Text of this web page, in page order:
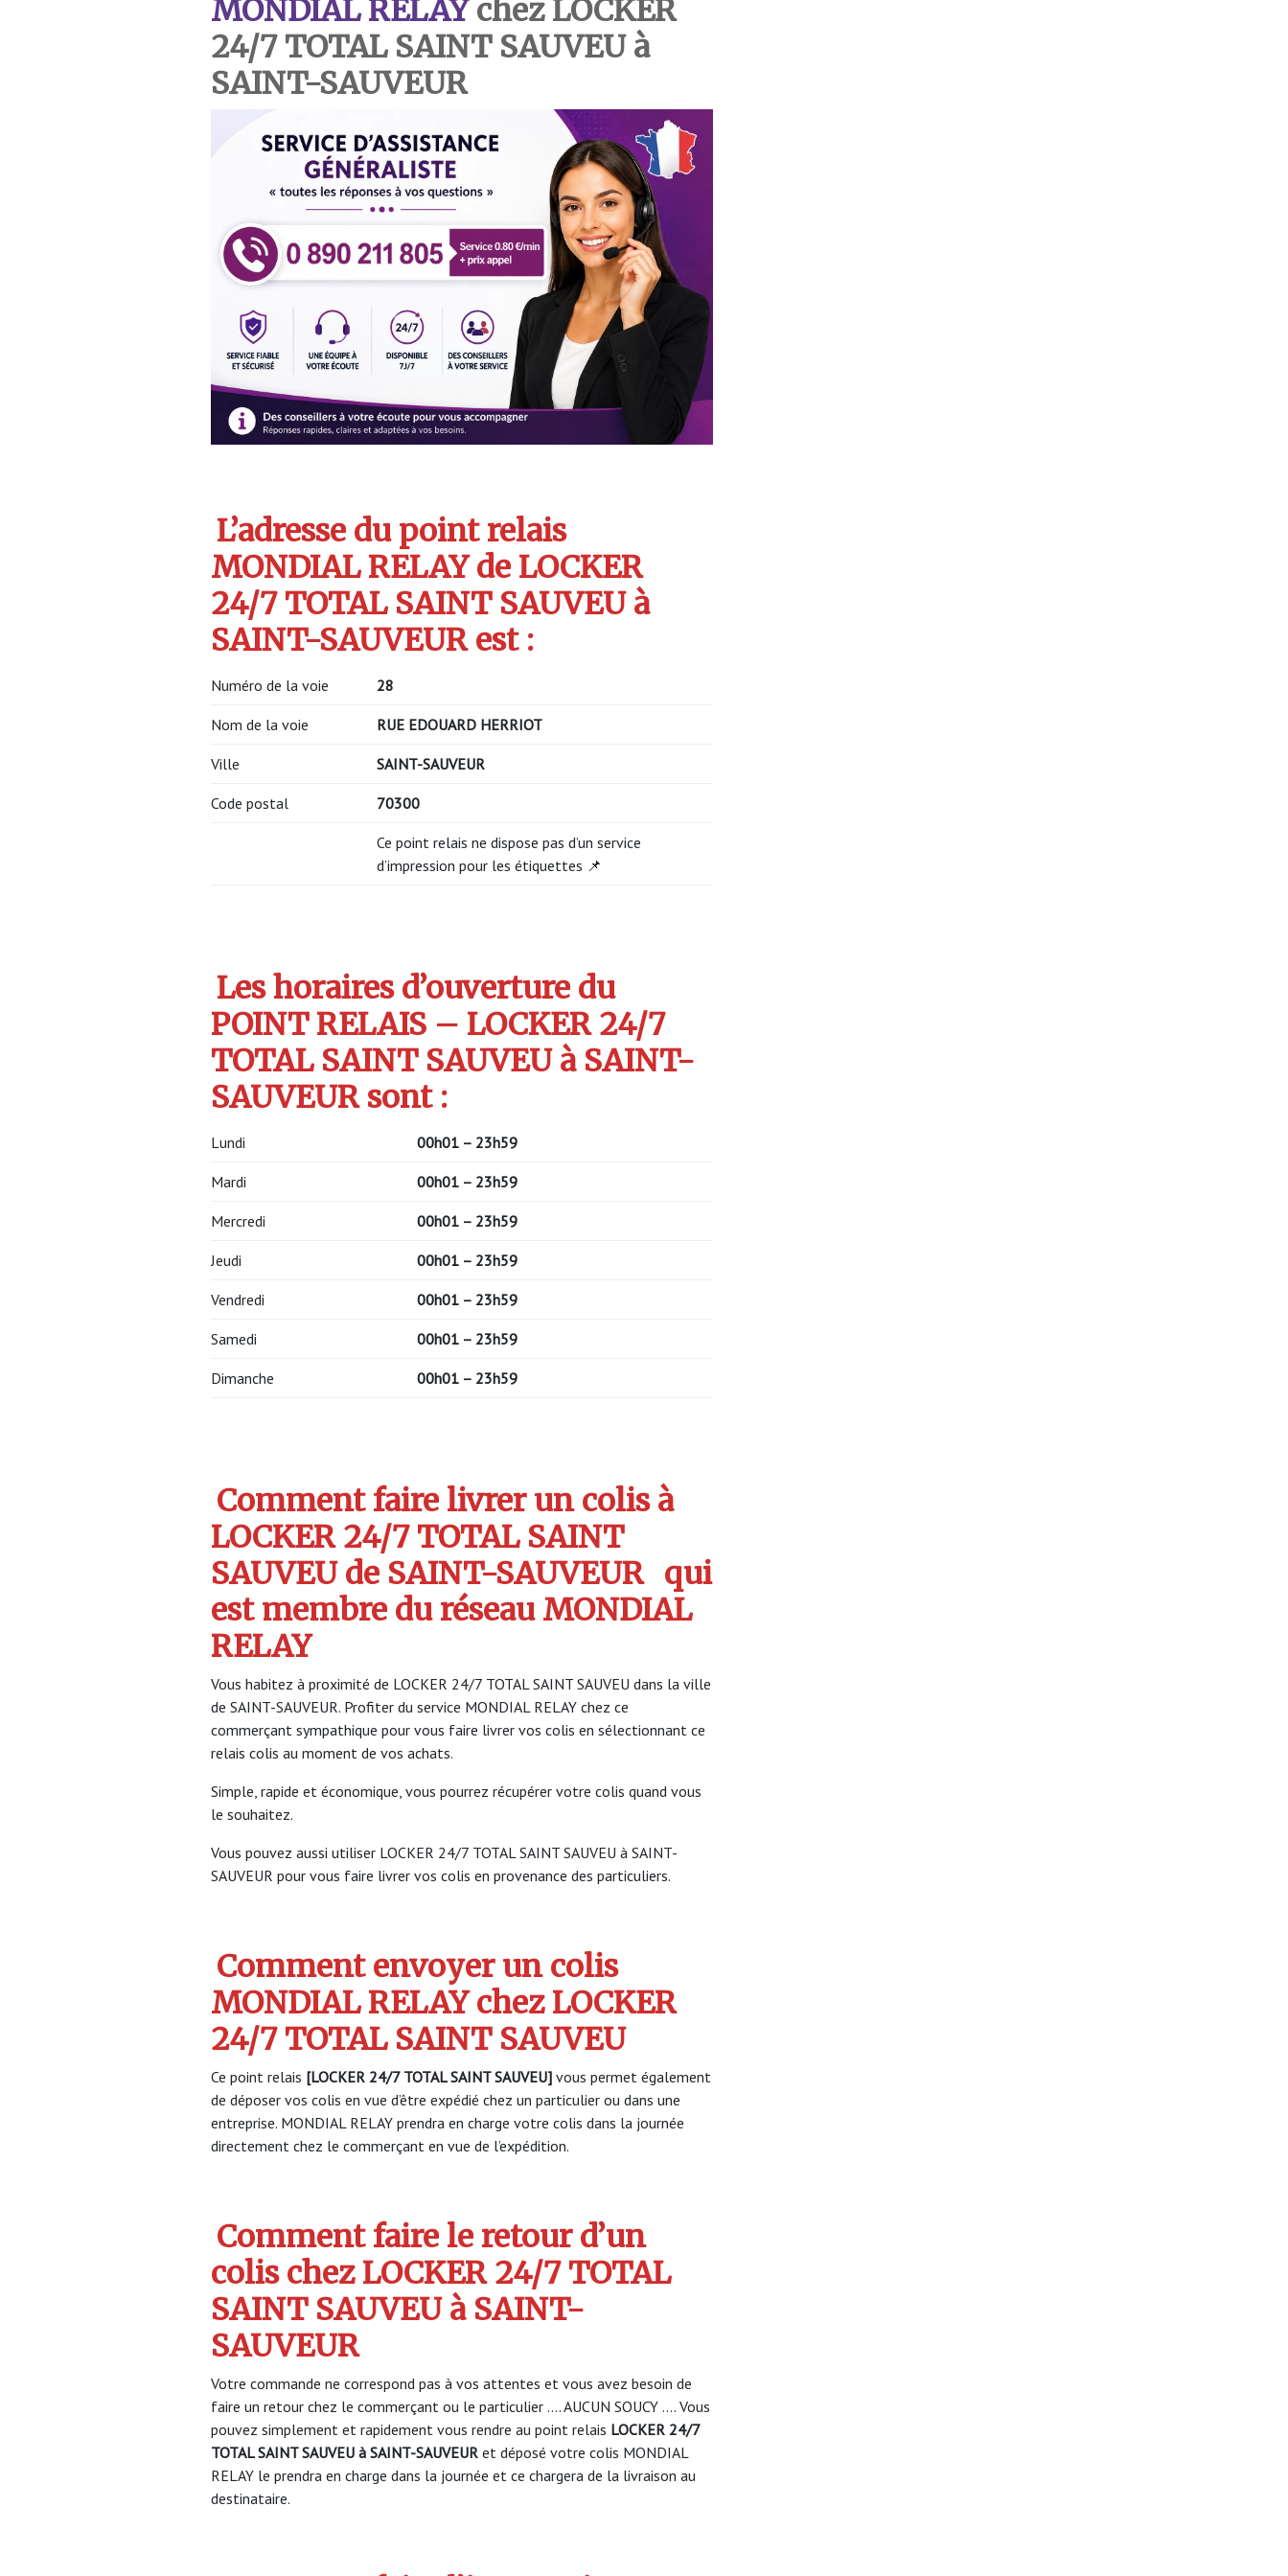
MONDIAL RELAYchez LOCKER
24/7 TOTAL SAINT SAUVEU à
SAINT-SAUVEUR
L’adresse du point relais
MONDIAL RELAY de LOCKER
24/7 TOTAL SAINT SAUVEU à
SAINT-SAUVEUR est :
Numéro de la voie 28
Nom de la voie RUE EDOUARD HERRIOT
Ville SAINT-SAUVEUR
Code postal 70300
Ce point relais ne dispose pas d’un service
d’impression pour les étiquettes 📌
Les horaires d’ouverture du
POINT RELAIS – LOCKER 24/7
TOTAL SAINT SAUVEU à SAINT-
SAUVEUR sont :
Lundi 00h01 – 23h59
Mardi 00h01 – 23h59
Mercredi 00h01 – 23h59
Jeudi 00h01 – 23h59
Vendredi 00h01 – 23h59
Samedi 00h01 – 23h59
Dimanche 00h01 – 23h59
Comment faire livrer un colis à
LOCKER 24/7 TOTAL SAINT
SAUVEU de SAINT-SAUVEUR qui
est membre du réseau MONDIAL
RELAY
Vous habitez à proximité de LOCKER 24/7 TOTAL SAINT SAUVEU dans la ville
de SAINT-SAUVEUR. Profiter du service MONDIAL RELAY chez ce
commerçant sympathique pour vous faire livrer vos colis en sélectionnant ce
relais colis au moment de vos achats.
Simple, rapide et économique, vous pourrez récupérer votre colis quand vous
le souhaitez.
Vous pouvez aussi utiliser LOCKER 24/7 TOTAL SAINT SAUVEU à SAINT-
SAUVEUR pour vous faire livrer vos colis en provenance des particuliers.
Comment envoyer un colis
MONDIAL RELAY chez LOCKER
24/7 TOTAL SAINT SAUVEU
Ce point relais [LOCKER 24/7 TOTAL SAINT SAUVEU] vous permet également
de déposer vos colis en vue d’être expédié chez un particulier ou dans une
entreprise. MONDIAL RELAY prendra en charge votre colis dans la journée
directement chez le commerçant en vue de l’expédition.
Comment faire le retour d’un
colis chez LOCKER 24/7 TOTAL
SAINT SAUVEU à SAINT-
SAUVEUR
Votre commande ne correspond pas à vos attentes et vous avez besoin de
faire un retour chez le commerçant ou le particulier …. AUCUN SOUCY …. Vous
pouvez simplement et rapidement vous rendre au point relais LOCKER 24/7
TOTAL SAINT SAUVEU à SAINT-SAUVEUR et déposé votre colis MONDIAL
RELAY le prendra en charge dans la journée et ce chargera de la livraison au
destinataire.